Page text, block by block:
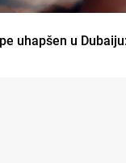
uhapšen u